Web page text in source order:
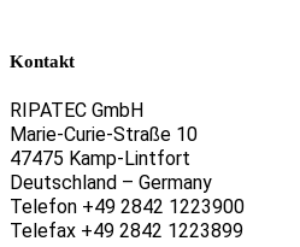
Kontakt
RIPATEC GmbH
Marie-Curie-Straße 10
47475 Kamp-Lintfort
Deutschland – Germany
Telefon +49 2842 1223900
Telefax +49 2842 1223899